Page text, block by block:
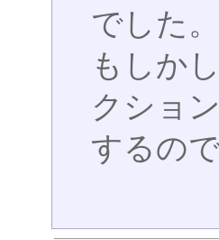
でした。
もしか
クショ
するの